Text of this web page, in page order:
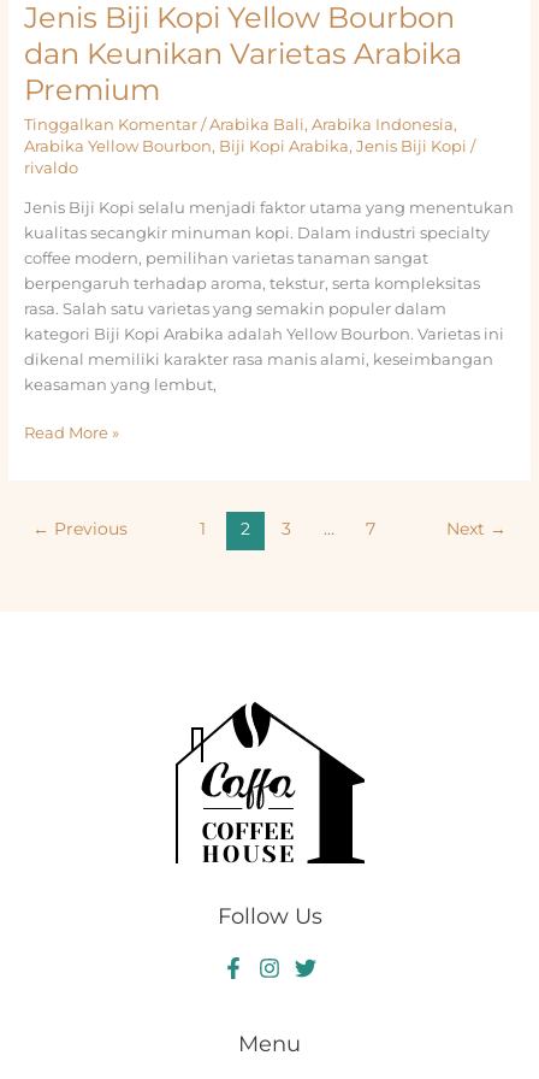
Jenis Biji Kopi Yellow Bourbon
dan Keunikan Varietas Arabika
Premium
Tinggalkan Komentar /Arabika Bali, Arabika Indonesia,
Arabika Yellow Bourbon, Biji Kopi Arabika, Jenis Biji Kopi /
rivaldo
Jenis Biji Kopi selalu menjadi faktor utama yang menentukan
kualitas secangkir minuman kopi. Dalam industri specialty
coffee modern, pemilihan varietas tanaman sangat
berpengaruh terhadap aroma, tekstur, serta kompleksitas
rasa. Salah satu varietas yang semakin populer dalam
kategori Biji Kopi Arabika adalah Yellow Bourbon. Varietas ini
dikenal memiliki karakter rasa manis alami, keseimbangan
keasaman yang lembut,
Jenis
Bourbon
Read More »
← Previous 1 2 3 … 7 Next →
Follow Us
Menu